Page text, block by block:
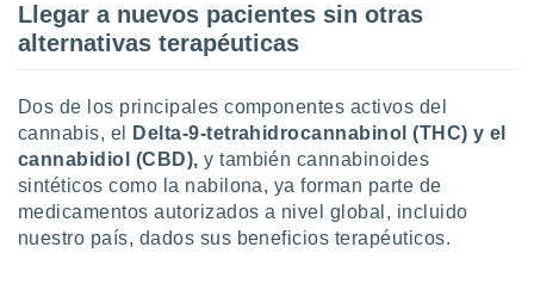
Puedes
abono
Llegar a nuevos pacientes sin otras
alternativas terapéuticas
Dos de los principales componentes activos del
cannabis, el
Delta-9-tetrahidrocannabinol (THC) y el
cannabidiol (CBD),y también cannabinoides
sintéticos como la nabilona, ya forman parte de
medicamentos autorizados a nivel global, incluido
nuestro país, dados sus beneficios terapéuticos.